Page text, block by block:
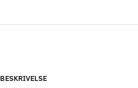
BESKRIVELSE